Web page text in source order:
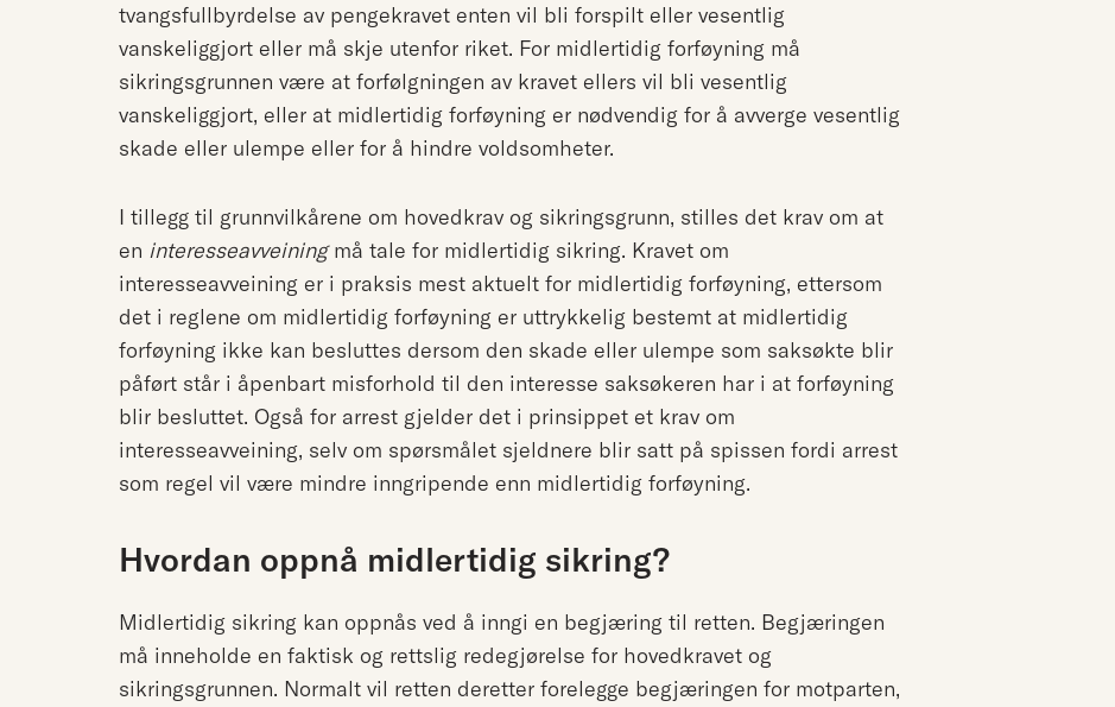
tvangsfullbyrdelse av pengekravet enten vil bli forspilt eller vesentlig
vanskeliggjort eller må skje utenfor riket. For midlertidig forføyning må
sikringsgrunnen være at forfølgningen av kravet ellers vil bli vesentlig
vanskeliggjort, eller at midlertidig forføyning er nødvendig for å avverge vesentlig
skade eller ulempe eller for å hindre voldsomheter.
I tillegg til grunnvilkårene om hovedkrav og sikringsgrunn, stilles det krav om at
en interesseavveiningmå tale for midlertidig sikring. Kravet om
interesseavveining er i praksis mest aktuelt for midlertidig forføyning, ettersom
det i reglene om midlertidig forføyning er uttrykkelig bestemt at midlertidig
forføyning ikke kan besluttes dersom den skade eller ulempe som saksøkte blir
påført står i åpenbart misforhold til den interesse saksøkeren har i at forføyning
blir besluttet. Også for arrest gjelder det i prinsippet et krav om
interesseavveining, selv om spørsmålet sjeldnere blir satt på spissen fordi arrest
som regel vil være mindre inngripende enn midlertidig forføyning.
Hvordan oppnå midlertidig sikring?
Midlertidig sikring kan oppnås ved å inngi en begjæring til retten. Begjæringen
må inneholde en faktisk og rettslig redegjørelse for hovedkravet og
sikringsgrunnen. Normalt vil retten deretter forelegge begjæringen for motparten,